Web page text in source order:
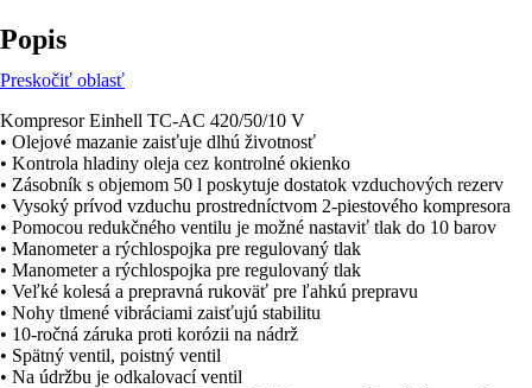
Popis
Preskočiť oblasť
Kompresor Einhell TC-AC 420/50/10 V
• Olejové mazanie zaisťuje dlhú životnosť
• Kontrola hladiny oleja cez kontrolné okienko
• Zásobník s objemom 50 l poskytuje dostatok vzduchových rezerv
• Vysoký prívod vzduchu prostredníctvom 2-piestového kompresora
• Pomocou redukčného ventilu je možné nastaviť tlak do 10 barov
• Manometer a rýchlospojka pre regulovaný tlak
• Manometer a rýchlospojka pre regulovaný tlak
• Veľké kolesá a prepravná rukoväť pre ľahkú prepravu
• Nohy tlmené vibráciami zaisťujú stabilitu
• 10-ročná záruka proti korózii na nádrž
• Spätný ventil, poistný ventil
• Na údržbu je odkalovací ventil